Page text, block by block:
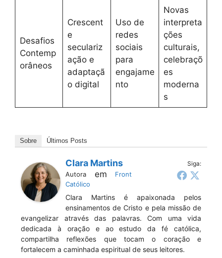
Desafios
Contemp
orâneos
Crescent
e
seculariz
ação e
adaptaçã
o digital
Uso de
redes
sociais
para
engajame
nto
Novas
interpreta
ções
culturais,
celebraçõ
es
moderna
s
Sobre Últimos Posts
Siga:
Clara Martins
Autora em
Front
Católico
Clara Martins é apaixonada pelos
ensinamentos de Cristo e pela missão de
evangelizar através das palavras. Com uma vida
dedicada à oração e ao estudo da fé católica,
compartilha reflexões que tocam o coração e
fortalecem a caminhada espiritual de seus leitores.